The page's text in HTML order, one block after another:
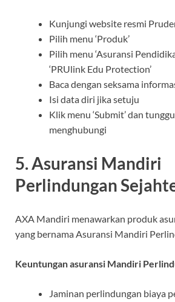
Kunjungi website resmi
Pilih menu ‘Produk’
Pilih menu ‘Asuransi
‘PRUlink Edu Protection’
Baca dengan seksama
Isi data diri jika setuju
Klik menu ‘Submit’ dan
menghubungi
5. Asuransi Mandiri
Perlindungan
AXA Mandiri menawarkan produk
yang bernama Asuransi Mandiri
Keuntungan asuransi Mandiri
Jaminan perlindungan biaya